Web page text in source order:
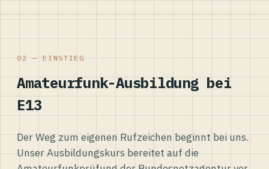
02 — EINSTIEG
Amateurfunk-Ausbildung bei
E13
Der Weg zum eigenen Rufzeichen beginnt bei uns.
Unser Ausbildungskurs bereitet auf die